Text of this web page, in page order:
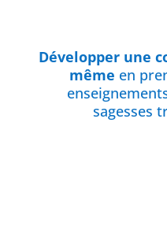
Développer une
même en
sagesses